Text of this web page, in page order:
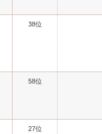
38位
58位
27位